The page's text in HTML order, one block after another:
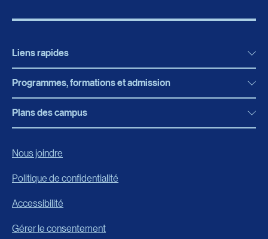
Liens rapides
Actualités
Bibliothèque
Boutique en ligne
Carrières
Événements
Fondation de l’UQAR
Programmes, formations et admission
Programmes, formations et admission
Plans des campus
Nous joindre
Politique de confidentialité
Accessibilité
Gérer le consentement